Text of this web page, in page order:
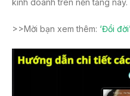
k
kinh doanh trên nền tảng này.
>>Mời bạn xem thêm: ‘Đổi